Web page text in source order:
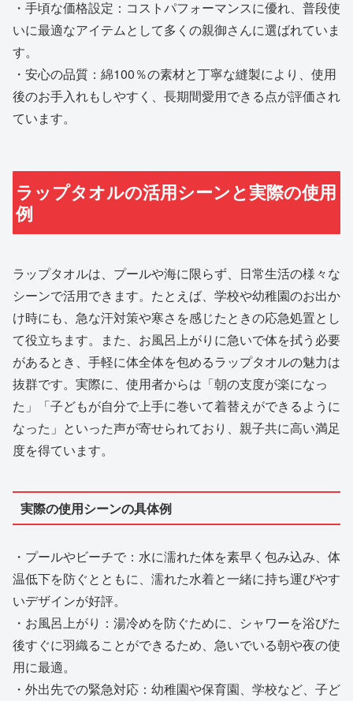
・手頃な価格設定：コストパフォーマンスに優れ、普段使
いに最適なアイテムとして多くの親御さんに選ばれていま
す。
・安心の品質：綿100％の素材と丁寧な縫製により、使用
後のお手入れもしやすく、長期間愛用できる点が評価され
ています。
ラップタオルの活用シーンと実際の使用
例
ラップタオルは、プールや海に限らず、日常生活の様々な
シーンで活用できます。たとえば、学校や幼稚園のお出か
け時にも、急な汗対策や寒さを感じたときの応急処置とし
て役立ちます。また、お風呂上がりに急いで体を拭う必要
があるとき、手軽に体全体を包めるラップタオルの魅力は
抜群です。実際に、使用者からは「朝の支度が楽になっ
た」「子どもが自分で上手に巻いて着替えができるように
なった」といった声が寄せられており、親子共に高い満足
度を得ています。
実際の使用シーンの具体例
・プールやビーチで：水に濡れた体を素早く包み込み、体
温低下を防ぐとともに、濡れた水着と一緒に持ち運びやす
いデザインが好評。
・お風呂上がり：湯冷めを防ぐために、シャワーを浴びた
後すぐに羽織ることができるため、急いでいる朝や夜の使
用に最適。
・外出先での緊急対応：幼稚園や保育園、学校など、子ど